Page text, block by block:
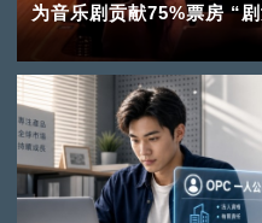
为音乐剧贡献75%票房 “